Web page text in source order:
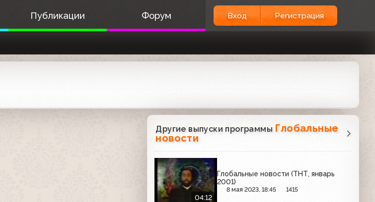
Публикации Форум Вход Регистрация
Другие выпуски программы Глобальные
новости
04:12
Глобальные новости (ТНТ, январь
2001)
8 мая 2023, 18:45 1415